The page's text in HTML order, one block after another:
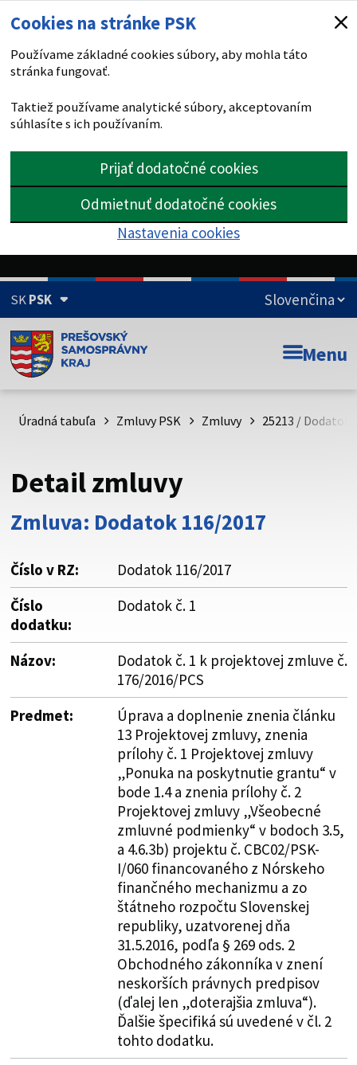
Cookies na stránke PSK
Používame základné cookies súbory, aby mohla táto
stránka fungovať.
Taktiež používame analytické súbory, akceptovaním
súhlasíte s ich používaním.
Prijať dodatočné cookies
Odmietnuť dodatočné cookies
Nastavenia cookies
SKPSK
Doména psk.sk je oficiálna
Toto je oficiálna webová stránka Prešovského
psk.sk.
Buďte pozorní a vždy sa uistite, že zdieľate informácie iba
cez zabezpečenú webovú stránku. Zabezpečená stránka
vždy začína https:// pred názvom domény webového sídla.
Menu
Úradná tabuľa Zmluvy PSK Zmluvy 25213 / Dodatok
Detail zmluvy
Zmluva: Dodatok 116/2017
Číslo v RZ:
Dodatok 116/2017
Číslo
dodatku:
Dodatok č. 1
Názov:
Dodatok č. 1 k projektovej zmluve č.
176/2016/PCS
Predmet:
Úprava a doplnenie znenia článku
13 Projektovej zmluvy, znenia
prílohy č. 1 Projektovej zmluvy
„Ponuka na poskytnutie grantu“ v
bode 1.4 a znenia prílohy č. 2
Projektovej zmluvy „Všeobecné
zmluvné podmienky“ v bodoch 3.5,
a 4.6.3b) projektu č. CBC02/PSK-
I/060 financovaného z Nórskeho
finančného mechanizmu a zo
štátneho rozpočtu Slovenskej
republiky, uzatvorenej dňa
31.5.2016, podľa § 269 ods. 2
Obchodného zákonníka v znení
neskorších právnych predpisov
(ďalej len „doterajšia zmluva“).
Ďalšie špecifiká sú uvedené v čl. 2
tohto dodatku.